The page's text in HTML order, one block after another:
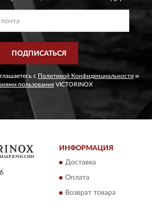
ПОДПИСАТЬСЯ
с Политикой Конфиденциальности и
пользованияVICTORINOX
ИНФОРМАЦИЯ
Доставка
Оплата
Возврат товара